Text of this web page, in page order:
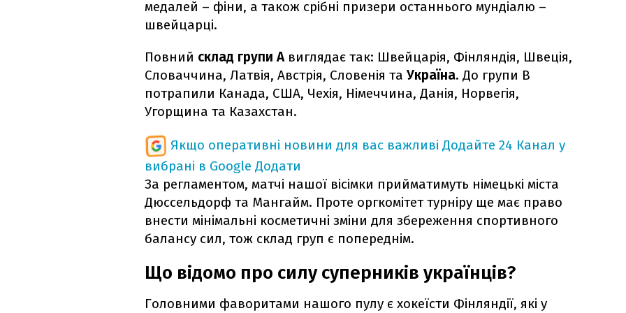
медалей – фіни, а також срібні призери останнього мундіалю –
швейцарці.
Повний склад групи Авиглядає так: Швейцарія, Фінляндія, Швеція,
Словаччина, Латвія, Австрія, Словенія та Україна. До групи В
потрапили Канада, США, Чехія, Німеччина, Данія, Норвегія,
Угорщина та Казахстан.
Якщо оперативні новини для вас важливі Додайте 24 Канал у
вибрані в Google Додати
За регламентом, матчі нашої вісімки прийматимуть німецькі міста
Дюссельдорф та Мангайм. Проте оргкомітет турніру ще має право
внести мінімальні косметичні зміни для збереження спортивного
балансу сил, тож склад груп є попереднім.
Що відомо про силу суперників українців?
Головними фаворитами нашого пулу є хокеїсти Фінляндії, які у